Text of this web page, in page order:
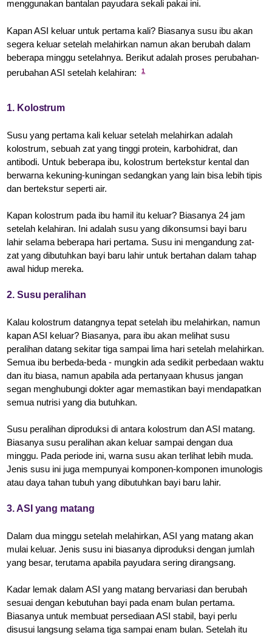
menggunakan bantalan payudara sekali pakai ini.
Kapan ASI keluar untuk pertama kali? Biasanya susu ibu akan
segera keluar setelah melahirkan namun akan berubah dalam
beberapa minggu setelahnya. Berikut adalah proses perubahan-
perubahan ASI setelah kelahiran:
1
1. Kolostrum
Susu yang pertama kali keluar setelah melahirkan adalah
kolostrum, sebuah zat yang tinggi protein, karbohidrat, dan
antibodi. Untuk beberapa ibu, kolostrum bertekstur kental dan
berwarna kekuning-kuningan sedangkan yang lain bisa lebih tipis
dan bertekstur seperti air.
Kapan kolostrum pada ibu hamil itu keluar? Biasanya 24 jam
setelah kelahiran. Ini adalah susu yang dikonsumsi bayi baru
lahir selama beberapa hari pertama. Susu ini mengandung zat-
zat yang dibutuhkan bayi baru lahir untuk bertahan dalam tahap
awal hidup mereka.
2. Susu peralihan
Kalau kolostrum datangnya tepat setelah ibu melahirkan, namun
kapan ASI keluar? Biasanya, para ibu akan melihat susu
peralihan datang sekitar tiga sampai lima hari setelah melahirkan.
Semua ibu berbeda-beda - mungkin ada sedikit perbedaan waktu
dan itu biasa, namun apabila ada pertanyaan khusus jangan
segan menghubungi dokter agar memastikan bayi mendapatkan
semua nutrisi yang dia butuhkan.
Susu peralihan diproduksi di antara kolostrum dan ASI matang.
Biasanya susu peralihan akan keluar sampai dengan dua
minggu. Pada periode ini, warna susu akan terlihat lebih muda.
Jenis susu ini juga mempunyai komponen-komponen imunologis
atau daya tahan tubuh yang dibutuhkan bayi baru lahir.
3. ASI yang matang
Dalam dua minggu setelah melahirkan, ASI yang matang akan
mulai keluar. Jenis susu ini biasanya diproduksi dengan jumlah
yang besar, terutama apabila payudara sering dirangsang.
Kadar lemak dalam ASI yang matang bervariasi dan berubah
sesuai dengan kebutuhan bayi pada enam bulan pertama.
Biasanya untuk membuat persediaan ASI stabil, bayi perlu
disusui langsung selama tiga sampai enam bulan. Setelah itu